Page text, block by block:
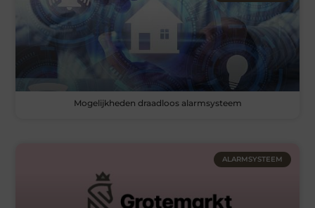
Mogelijkheden draadloos alarmsysteem
ALARMSYSTEEM